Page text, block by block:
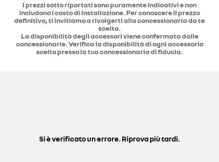
I prezzi sotto riportati sono puramente indicativi e non
includono i costo di installazione. Per conoscere il prezzo
definitivo, ti invitiamo a rivolgerti alla concessionaria da te
scelta.
La disponibilità degli accessori viene confermata dalle
concessionarie. Verifica la disponibilità di ogni accessorio
scelto presso la tua concessionaria di fiducia.
Si è verificato un errore. Riprova più tardi.